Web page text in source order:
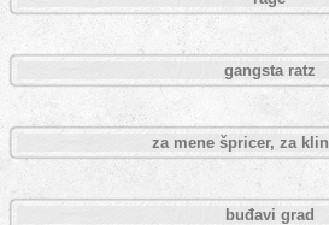
gangsta ratz
za mene špricer, za
buđavi grad